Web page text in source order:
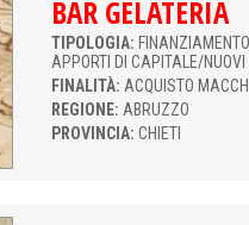
BAR GELATERIA
TIPOLOGIA:
APPORTI DI CAPITALE/NUOVI
FINALITÀ: ACQUISTO
REGIONE: ABRUZZO
PROVINCIA: CHIETI